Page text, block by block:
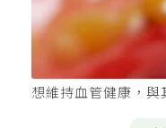
想維持血管健康，